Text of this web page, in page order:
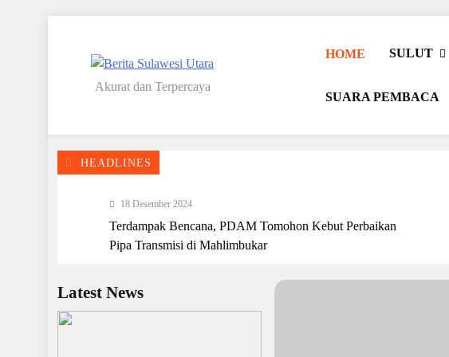
Akurat dan Terpercaya
HOME SULUT
SUARA PEMBACA
HEADLINES
18 Desember 2024
Terdampak Bencana, PDAM Tomohon Kebut Perbaikan
Pipa Transmisi di Mahlimbukar
2025, PD Pasar Tambah Puluhan CCTV di Pasar Beriman
Tomohon
Latest News